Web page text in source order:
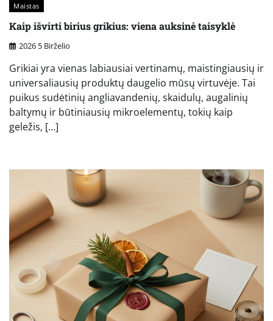
Maistas
Kaip išvirti birius grikius: viena auksinė taisyklė
2026 5 Birželio
Grikiai yra vienas labiausiai vertinamų, maistingiausių ir
universaliausių produktų daugelio mūsų virtuvėje. Tai
puikus sudėtinių angliavandenių, skaidulų, augalinių
baltymų ir būtiniausių mikroelementų, tokių kaip
geležis, […]